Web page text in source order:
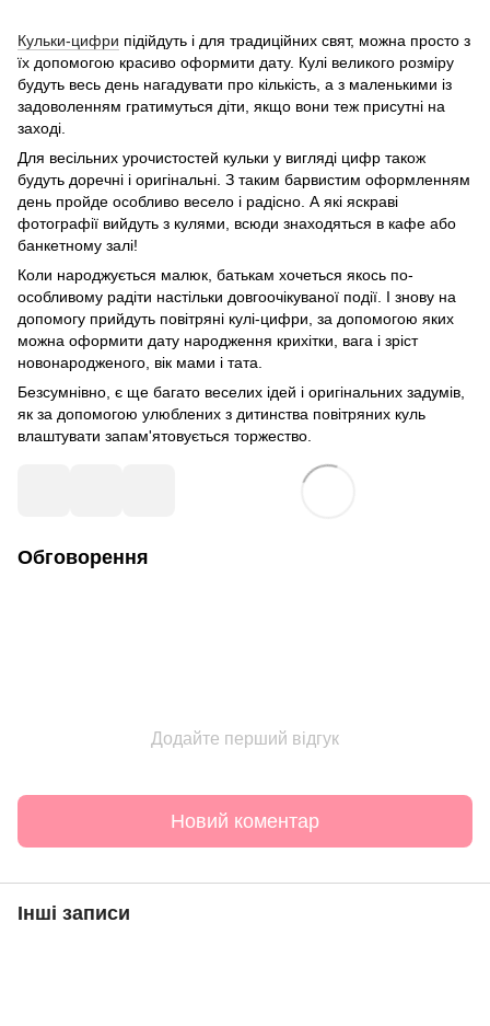
Кульки-цифри підійдуть і для традиційних свят, можна просто з
їх допомогою красиво оформити дату. Кулі великого розміру
будуть весь день нагадувати про кількість, а з маленькими із
задоволенням гратимуться діти, якщо вони теж присутні на
заході.
Для весільних урочистостей кульки у вигляді цифр також
будуть доречні і оригінальні. З таким барвистим оформленням
день пройде особливо весело і радісно. А які яскраві
фотографії вийдуть з кулями, всюди знаходяться в кафе або
банкетному залі!
Коли народжується малюк, батькам хочеться якось по-
особливому радіти настільки довгоочікуваної події. І знову на
допомогу прийдуть повітряні кулі-цифри, за допомогою яких
можна оформити дату народження крихітки, вага і зріст
новонародженого, вік мами і тата.
Безсумнівно, є ще багато веселих ідей і оригінальних задумів,
як за допомогою улюблених з дитинства повітряних куль
влаштувати запам'ятовується торжество.
Обговорення
Додайте перший відгук
Новий коментар
Інші записи